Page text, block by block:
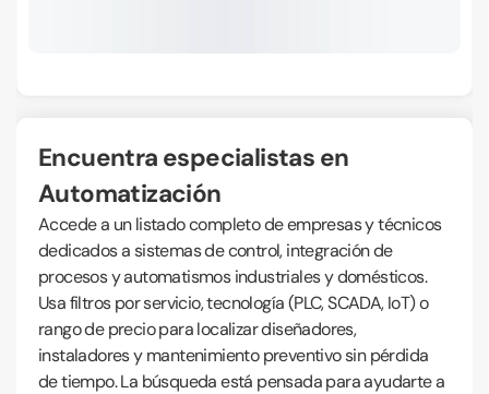
Encuentra especialistas en
Automatización
Accede a un listado completo de empresas y técnicos
dedicados a sistemas de control, integración de
procesos y automatismos industriales y domésticos.
Usa filtros por servicio, tecnología (PLC, SCADA, IoT) o
rango de precio para localizar diseñadores,
instaladores y mantenimiento preventivo sin pérdida
de tiempo. La búsqueda está pensada para ayudarte a